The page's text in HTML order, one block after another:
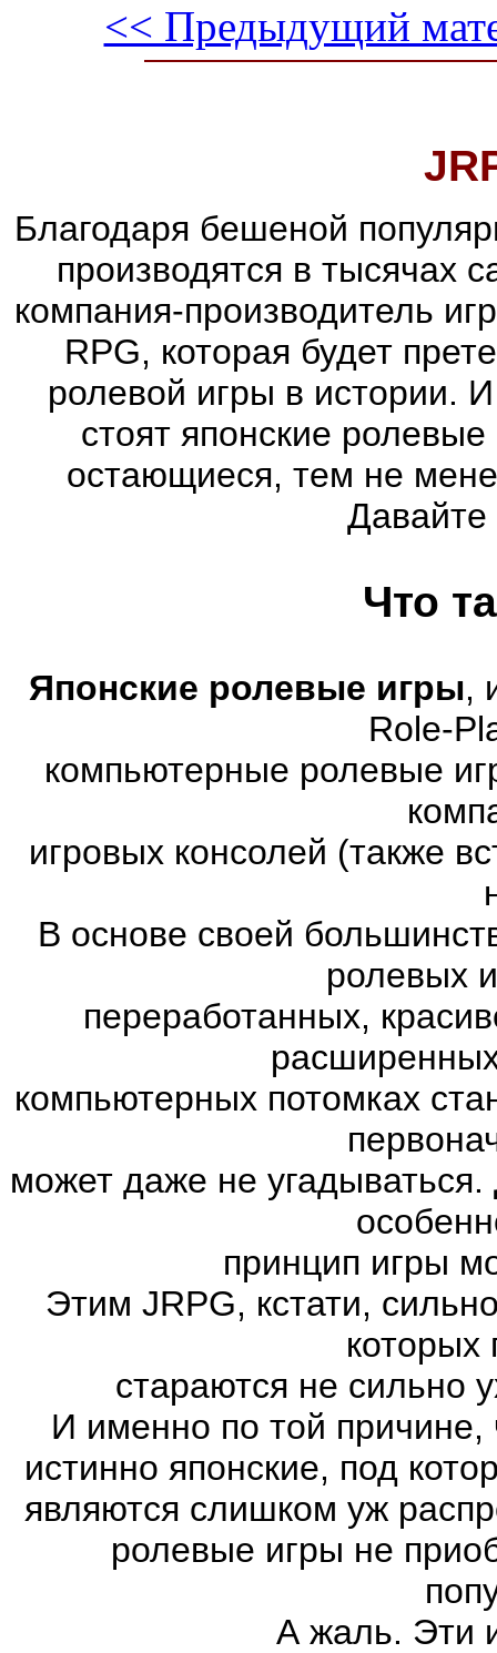
<< Предыдущий
Благодаря бешеной
производятся в тысячах
компания-производитель
RPG, которая будет
ролевой игры в истории.
стоят японские
остающиеся, тем не
Что
Японские ролевые игры,
Role-
компьютерные ролевые
игровых консолей (также
В основе своей
ролевых
переработанных,
компьютерных потомках
может даже не угадываться.
принцип игры
Этим JRPG, кстати,
которых
стараются не сильно
И именно по той причине,
истинно японские, под
являются слишком уж
ролевые игры не
А жаль. Эти